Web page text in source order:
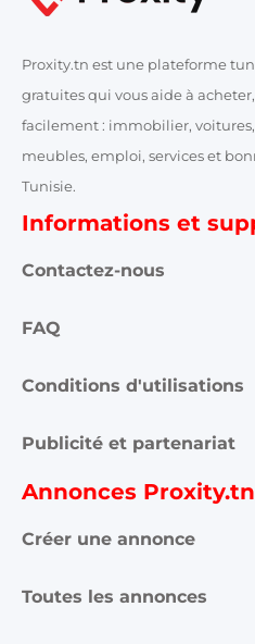
Proxity.tn est une plateforme
gratuites qui vous aide à
facilement : immobilier,
meubles, emploi, services et
Tunisie.
Informations et
Contactez-nous
FAQ
Conditions d'utilisations
Publicité et partenariat
Annonces Proxity.tn
Créer une annonce
Toutes les annonces